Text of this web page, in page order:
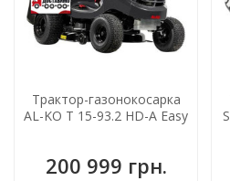
Трактор-газонокосарка
AL-KO T 15-93.2 HD-A Easy
200 999 грн.